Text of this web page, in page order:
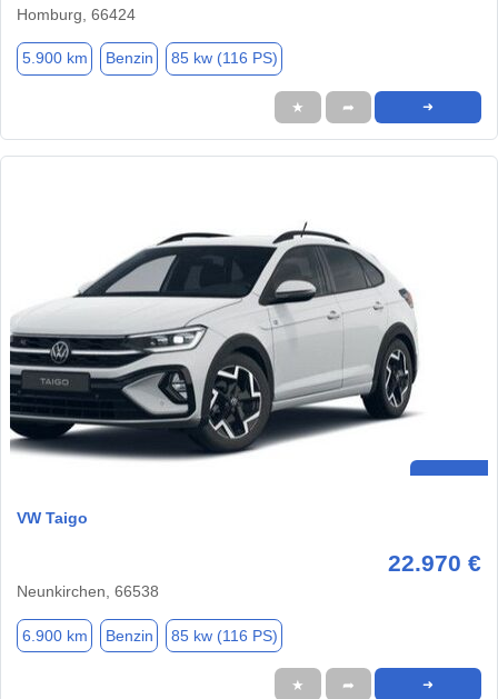
Homburg, 66424
5.900 km Benzin 85 kw (116 PS)
★ ➦ ➜
VW Taigo
22.970 €
Neunkirchen, 66538
6.900 km Benzin 85 kw (116 PS)
★ ➦ ➜